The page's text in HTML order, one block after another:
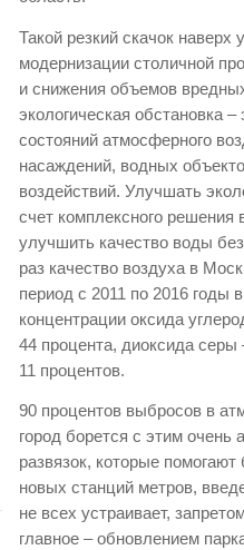
Такой резкий скачок
модернизации столичной
и снижения объемов
экологическая обстановка
состояний атмосферного
насаждений, водных
воздействий. Улучшать
счет комплексного решения
улучшить качество воды
раз качество воздуха в
период с 2011 по 2016 годы
концентрации оксида
44 процента, диоксида серы
11 процентов.
90 процентов выбросов в
город борется с этим очень
развязок, которые
новых станций метров,
не всех устраивает,
главное – обновлением